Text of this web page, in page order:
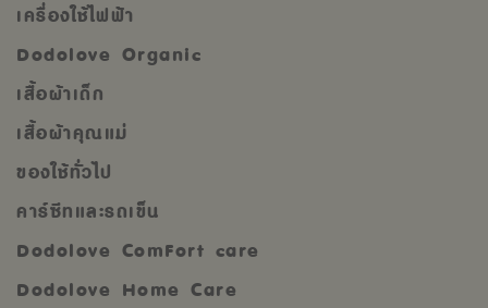
เครื่องใช้ไฟฟ้า
Dodolove Organic
เสื้อผ้าเด็ก
เสื้อผ้าคุณแม่
ของใช้ทั่วไป
คาร์ซีทและรถเข็น
Dodolove ComFort care
Dodolove Home Care